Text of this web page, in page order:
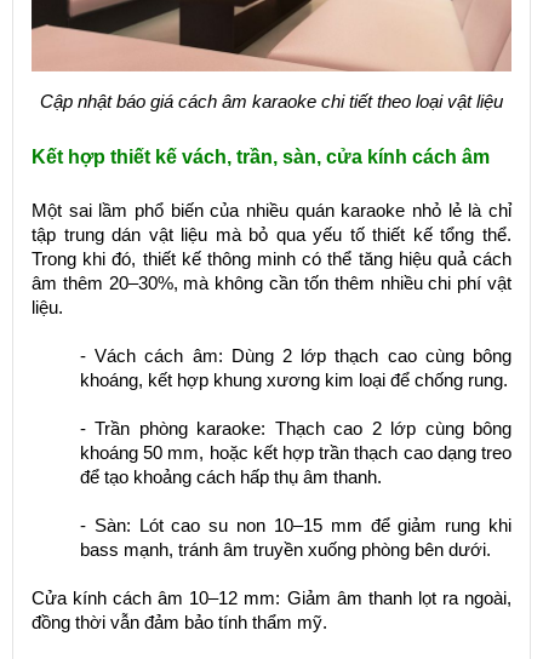
Cập nhật báo giá cách âm karaoke chi tiết theo loại vật liệu
Kết hợp thiết kế vách, trần, sàn, cửa kính cách âm
Một sai lầm phổ biến của nhiều quán karaoke nhỏ lẻ là chỉ
tập trung dán vật liệu mà bỏ qua yếu tố thiết kế tổng thể.
Trong khi đó, thiết kế thông minh có thể tăng hiệu quả cách
âm thêm 20–30%, mà không cần tốn thêm nhiều chi phí vật
liệu.
- Vách cách âm: Dùng 2 lớp thạch cao cùng bông
khoáng, kết hợp khung xương kim loại để chống rung.
- Trần phòng karaoke: Thạch cao 2 lớp cùng bông
khoáng 50 mm, hoặc kết hợp trần thạch cao dạng treo
để tạo khoảng cách hấp thụ âm thanh.
- Sàn: Lót cao su non 10–15 mm để giảm rung khi
bass mạnh, tránh âm truyền xuống phòng bên dưới.
Cửa kính cách âm 10–12 mm: Giảm âm thanh lọt ra ngoài,
đồng thời vẫn đảm bảo tính thẩm mỹ.